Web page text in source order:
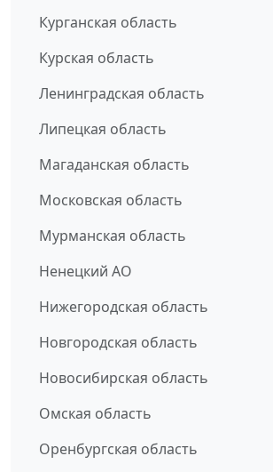
Курганская область
Курская область
Ленинградская область
Липецкая область
Магаданская область
Московская область
Мурманская область
Ненецкий АО
Нижегородская область
Новгородская область
Новосибирская область
Омская область
Оренбургская область